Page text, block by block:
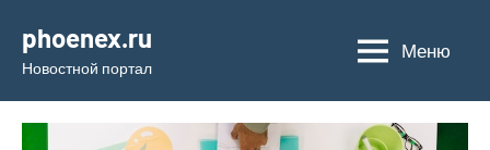
содержимому
phoenex.ru
Новостной портал
Меню